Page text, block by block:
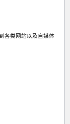
各类网站以及自媒体